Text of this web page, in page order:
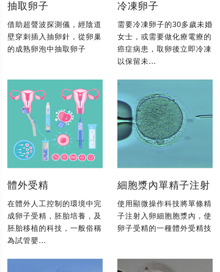
抽取卵子
借助超聲波探測儀，經陰道
壁穿刺插入抽卵針，從卵巢
的成熟卵泡中抽取卵子
冷凍卵子
需要冷凍卵子的30多歲未婚
女士，或需要做化療電療的
癌症病患，取卵後立即冷凍
以保留未...
體外受精
在體外人工控制的環境中完
成卵子受精，胚胎培養，及
胚胎移植的科技，一般俗稱
為試管嬰...
細胞漿內單精子注射
使用顯微操作科技將單條精
子注射入卵細胞胞漿內，使
卵子受精的一種體外受精技